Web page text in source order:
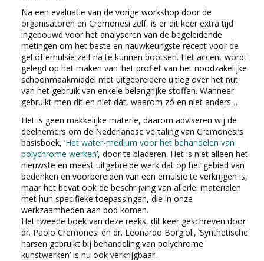
Na een evaluatie van de vorige workshop door de
organisatoren en Cremonesi zelf, is er dit keer extra tijd
ingebouwd voor het analyseren van de begeleidende
metingen om het beste en nauwkeurigste recept voor de
gel of emulsie zelf na te kunnen bootsen. Het accent wordt
gelegd op het maken van ‘het profiel’ van het noodzakelijke
schoonmaakmiddel met uitgebreidere uitleg over het nut
van het gebruik van enkele belangrijke stoffen. Wanneer
gebruikt men dít en niet dát, waarom zó en niet anders …
Het is geen makkelijke materie, daarom adviseren wij de
deelnemers om de Nederlandse vertaling van Cremonesi’s
basisboek, ‘Het water-medium voor het behandelen van
polychrome werken’, door te bladeren. Het is niet alleen het
nieuwste en meest uitgebreide werk dat op het gebied van
bedenken en voorbereiden van een emulsie te verkrijgen is,
maar het bevat ook de beschrijving van allerlei materialen
met hun specifieke toepassingen, die in onze
werkzaamheden aan bod komen.
Het tweede boek van deze reeks, dit keer geschreven door
dr. Paolo Cremonesi én dr. Leonardo Borgioli, ‘Synthetische
harsen gebruikt bij behandeling van polychrome
kunstwerken’ is nu ook verkrijgbaar.